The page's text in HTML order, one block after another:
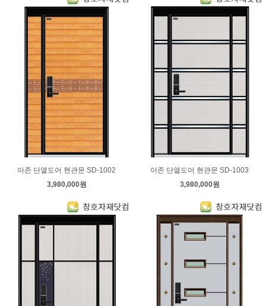
아존 단열도어 현관문 SD-1002
3,980,000원
아존 단열도어 현관문 SD-1003
3,980,000원